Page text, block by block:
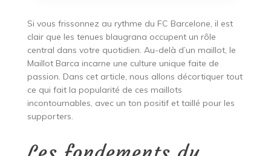
Si vous frissonnez au rythme du FC Barcelone, il est
clair que les tenues blaugrana occupent un rôle
central dans votre quotidien. Au-delà d’un maillot, le
Maillot Barca incarne une culture unique faite de
passion. Dans cet article, nous allons décortiquer tout
ce qui fait la popularité de ces maillots
incontournables, avec un ton positif et taillé pour les
supporters.